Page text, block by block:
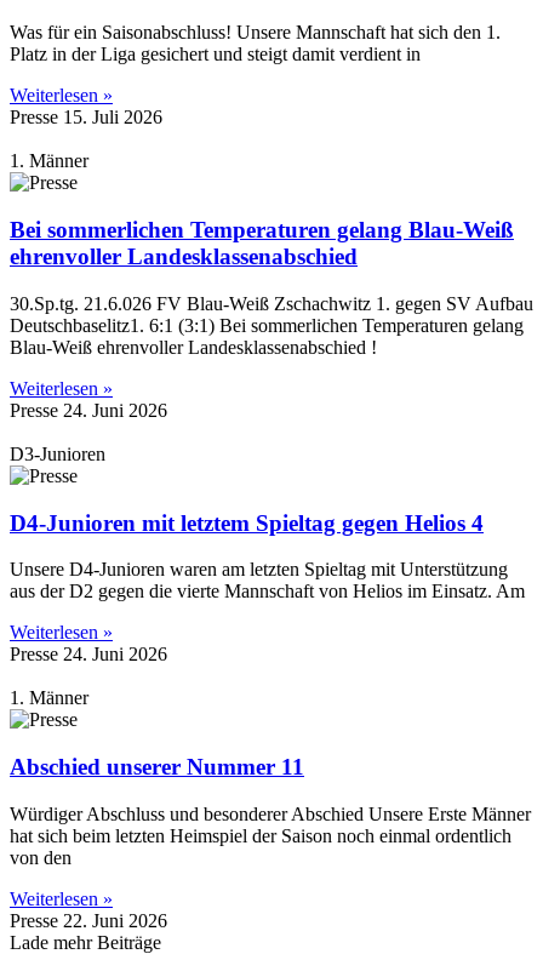
Was für ein Saisonabschluss! Unsere Mannschaft hat sich den 1.
Platz in der Liga gesichert und steigt damit verdient in
Weiterlesen »
Presse 15. Juli 2026
1. Männer
Bei sommerlichen Temperaturen gelang Blau-Weiß
ehrenvoller Landesklassenabschied
30.Sp.tg. 21.6.026 FV Blau-Weiß Zschachwitz 1. gegen SV Aufbau
Deutschbaselitz1. 6:1 (3:1) Bei sommerlichen Temperaturen gelang
Blau-Weiß ehrenvoller Landesklassenabschied !
Weiterlesen »
Presse 24. Juni 2026
D3-Junioren
D4-Junioren mit letztem Spieltag gegen Helios 4
Unsere D4-Junioren waren am letzten Spieltag mit Unterstützung
aus der D2 gegen die vierte Mannschaft von Helios im Einsatz. Am
Weiterlesen »
Presse 24. Juni 2026
1. Männer
Abschied unserer Nummer 11
Würdiger Abschluss und besonderer Abschied Unsere Erste Männer
hat sich beim letzten Heimspiel der Saison noch einmal ordentlich
von den
Weiterlesen »
Presse 22. Juni 2026
Lade mehr Beiträge